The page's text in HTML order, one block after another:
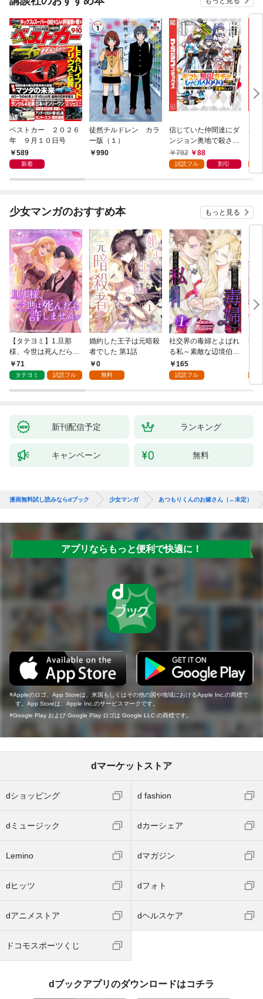
ベストカー ２０２６
年 ９月１０日号
589
新着
徒然チルドレン カラ
ー版（１）
990
信じていた仲間達にダ
ンジョン奥地で殺され
かけたがギフト『無限
ガチャ』でレベル９９
『ざまぁ！』します！
792 88
試読フル 割引
少女マンガのおすすめ本 もっと見る
【タテヨミ】1.旦那
様、今世は死んだら許
しません
71
タテヨミ 試読フル
婚約した王子は元暗殺
者でした 第1話
0
無料
社交界の毒婦とよばれ
る私～素敵な辺境伯令
息に腕を折られたの
で、責任とってもらい
165
試読フル
視
新刊配信予定 ランキング
キャンペーン 無料
漫画無料試し読みならdブック 少女マンガ あつもりくんのお嫁さん（←未定）
アプリならもっと便利で快適に！
Appleのロゴ、App Storeは、米国もしくはその他の国や地域におけるApple Inc.の商標で
す。App Storeは、Apple Inc.のサービスマークです。
Google Play および Google Play ロゴは Google LLC の商標です。
dマーケットストア
dショッピング d fashion
dミュージック dカーシェア
Lemino dマガジン
dヒッツ dフォト
dアニメストア dヘルスケア
ドコモスポーツくじ
dブックアプリのダウンロードはコチラ